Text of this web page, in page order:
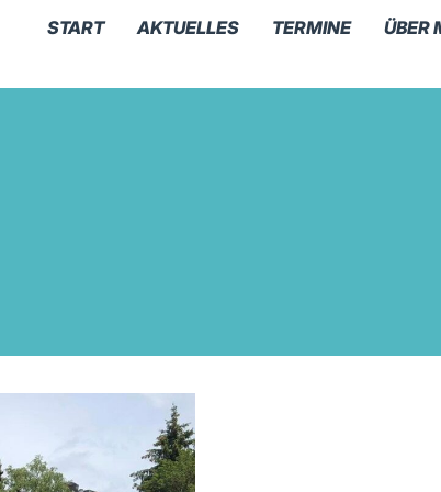
START AKTUELLES TERMINE ÜBER